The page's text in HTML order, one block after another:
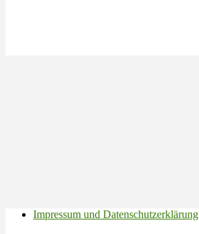
Impressum und Datenschutzerklärung